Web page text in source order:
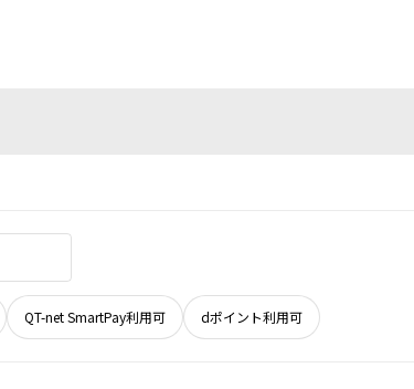
QT-net SmartPay利用可 dポイント利用可